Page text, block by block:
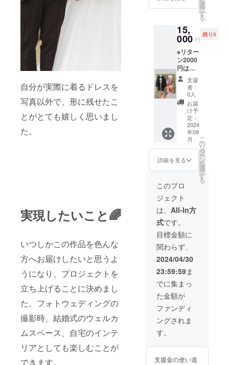
自分が実際に着るドレスを
写真以外で、形に残せたこ
とがとても嬉しく思いまし
た。
実現したいこと🌈
いつしかこの作品を色んな
方へお届けしたいと思うよ
うになり、プロジェクトを
立ち上げることに決めまし
た。フォトウェディングの
撮影時、結婚式のウェルカ
ムスペース、自宅のインテ
リアとしても楽しむことが
できます。
い。※花
ん。 お
礼のお
一緒に
お届け
いたし
ます。
（実際
の衣
頂戴さ
せてい
ただき
ます。
予め写
真のご
準備を
お願い
いたし
ます。
※花束は
付きま
せん。
※できる
りにお
きるよ
う心掛
が、柄
やデザ
インに
よって
は再現
い場合
がござ
す。
のよう
バスに
２つの
衣装を
並べた
状態の
作品を
お作り
いたし
ます。
オー
ダーで
お作り
させて
いただ
きます
ので、
メール
（実際
装）を
頂戴さ
せてい
ただき
ます。
予め写
真のご
準備を
いたし
ます。
お礼の
お手紙
も一緒
にお届
けいた
花束を
つける
選
択
す
る
15,
000 円
残り3
※リター
ン2000
円は選
択せ
ず、こ
ちらか
その他
のリ
ターン
をお選
び下さ
いませ※
こちら
は写真
のよう
キャン
バスに
２つの
衣装を
並べた
状態の
作品を
お作り
いたし
ます。
また、
支援し
て下
さった
ご本人
様だけ
ではな
く、ご
まで)の
作りさ
支援
者：
0人
お届
け予
定：
2024
年09
月
詳細を見る
こ
の
リ
タ
ー
ン
を
選
択
す
る
このプロ
ジェクト
は、 All-In方
式です。
目標金額に
関わらず、
2024/04/30
23:59:59ま
でに集まっ
た金額が
ファンディ
ングされま
す。
支援金の使い道